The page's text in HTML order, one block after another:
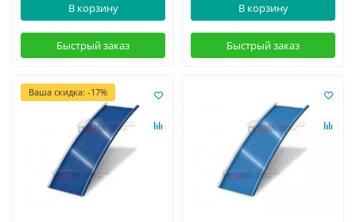
В корзину
Быстрый заказ
В корзину
Быстрый заказ
Ваша скидка: -17%